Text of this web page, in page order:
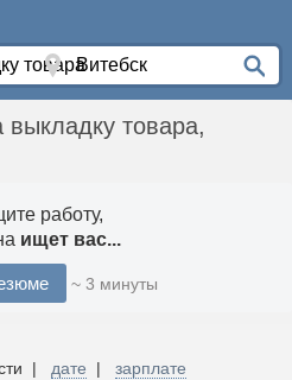
товара,
работу,
ищет вас...
~ 3 минуты
| дате | зарплате